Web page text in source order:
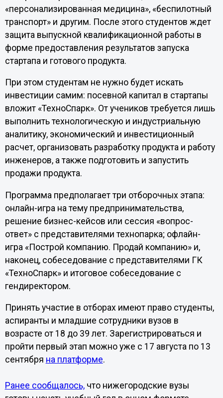
«персонализированная медицина», «беспилотный
транспорт» и другим. После этого студентов ждет
защита выпускной квалификационной работы в
форме предоставления результатов запуска
стартапа и готового продукта.
При этом студентам не нужно будет искать
инвестиции самим: посевной капитал в стартапы
вложит «ТехноСпарк». От учеников требуется лишь
выполнить технологическую и индустриальную
аналитику, экономический и инвестиционный
расчет, организовать разработку продукта и работу
инженеров, а также подготовить и запустить
продажи продукта.
Программа предполагает три отборочных этапа:
онлайн-игра на тему предпринимательства,
решение бизнес-кейсов или сессия «вопрос-
ответ» с представителями технопарка; офлайн-
игра «Построй компанию. Продай компанию» и,
наконец, собеседование с представителями ГК
«ТехноСпарк» и итоговое собеседование с
гендиректором.
Принять участие в отборах имеют право студенты,
аспиранты и младшие сотрудники вузов в
возрасте от 18 до 39 лет. Зарегистрироваться и
пройти первый этап можно уже с 17 августа по 13
сентября на платформе.
Ранее сообщалось,что нижегородские вузы